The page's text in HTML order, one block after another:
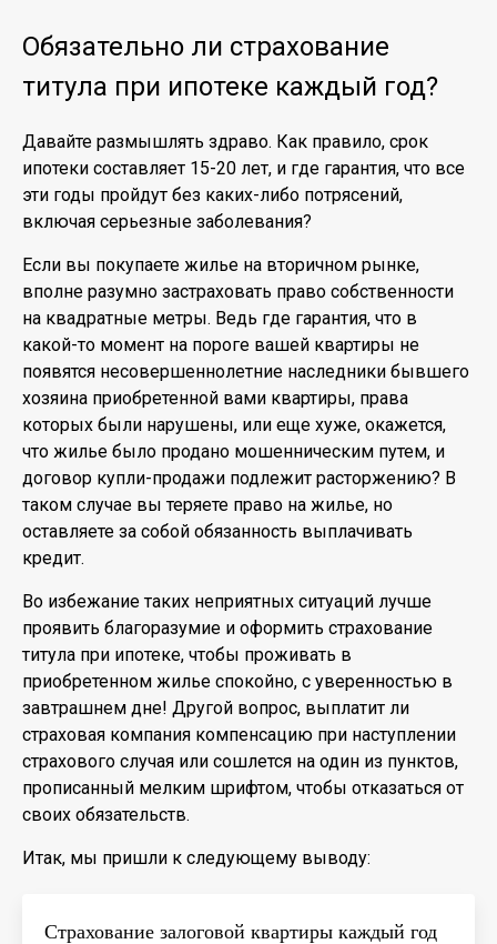
Обязательно ли страхование
титула при ипотеке каждый год?
Давайте размышлять здраво. Как правило, срок
ипотеки составляет 15-20 лет, и где гарантия, что все
эти годы пройдут без каких-либо потрясений,
включая серьезные заболевания?
Если вы покупаете жилье на вторичном рынке,
вполне разумно застраховать право собственности
на квадратные метры. Ведь где гарантия, что в
какой-то момент на пороге вашей квартиры не
появятся несовершеннолетние наследники бывшего
хозяина приобретенной вами квартиры, права
которых были нарушены, или еще хуже, окажется,
что жилье было продано мошенническим путем, и
договор купли-продажи подлежит расторжению? В
таком случае вы теряете право на жилье, но
оставляете за собой обязанность выплачивать
кредит.
Во избежание таких неприятных ситуаций лучше
проявить благоразумие и оформить страхование
титула при ипотеке, чтобы проживать в
приобретенном жилье спокойно, с уверенностью в
завтрашнем дне! Другой вопрос, выплатит ли
страховая компания компенсацию при наступлении
страхового случая или сошлется на один из пунктов,
прописанный мелким шрифтом, чтобы отказаться от
своих обязательств.
Итак, мы пришли к следующему выводу:
Страхование залоговой квартиры каждый год